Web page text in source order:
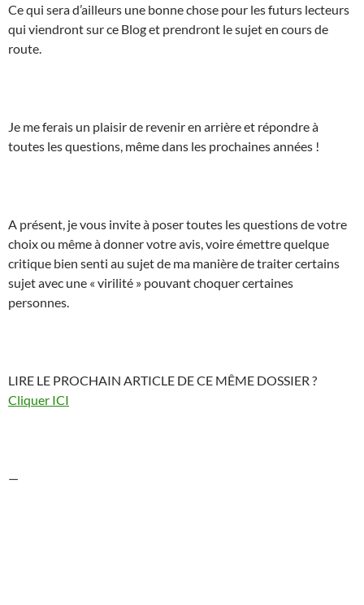
Ce qui sera d’ailleurs une bonne chose pour les futurs lecteurs
qui viendront sur ce Blog et prendront le sujet en cours de
route.
Je me ferais un plaisir de revenir en arrière et répondre à
toutes les questions, même dans les prochaines années !
A présent, je vous invite à poser toutes les questions de votre
choix ou même à donner votre avis, voire émettre quelque
critique bien senti au sujet de ma manière de traiter certains
sujet avec une « virilité » pouvant choquer certaines
personnes.
LIRE LE PROCHAIN ARTICLE DE CE MÊME DOSSIER ?
Cliquer ICI
—